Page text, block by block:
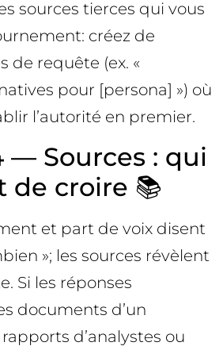
sources tierces qui vous
créez de
de requête (ex. «
pour [persona] ») où
l’autorité en premier.
— Sources : qui
de croire 📚
et part de voix disent
»; les sources révèlent
Si les réponses
documents d’un
d’analystes ou